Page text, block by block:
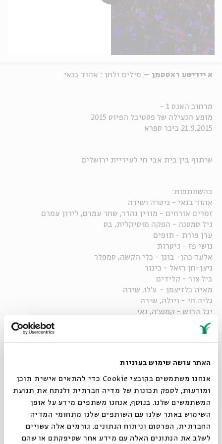
האתר עושה שימוש בעוגיות
אנחנו משתמשים בקובצי Cookie כדי להתאים אישית תוכן
ומודעות, לספק תכונות של מדיה חברתית ולנתח את תנועת
המשתמשים שלנו. בנוסף, אנחנו משתפים מידע על אופן
השימוש באתר שלנו עם השותפים שלנו מתחומי המדיה
החברתית, הפרסום וניתוח הנתונים. גורמים אלה עשויים
לשלב את הנתונים האלה עם מידע אחר שסיפקתם או שהם
א יידישע ראסטמן – מילים ולחן : אהוד בנאי
מרחוב האגס 1 -
מופע הנעילה של פסטיבל הפיוט 2015
21.9.2015 כיכר ספרא
שיתוף בין בית אבי חי לעיריית ירושלים
בהשתתפות:
אהוד בנאי - גיטרה ושירה
זמרים אורחים - מורין נהדר, שחר עמרם, לירון עמרם
גיל סמטנה - הפקה מוסיקלית, בס
ערן פורת - תופים
נושי פז - גיטרות
אלעד כהן- בונן - כלי הקשה, סמפלר
ניצן-חן רזאל - כינור
ביל צור - קלידים
מאיה בלזיצמן - צ'לו, שירה
גליה חי - ויולה, שירה
יגל הרוש - קמנצ'ה, נאי
אודליה בנאי - שירה
צילום:
עידו כהן אלורו
עריכה : שחר בארי
סאונד ומיקס: נאור בן מאיר
שיתוף
סגור